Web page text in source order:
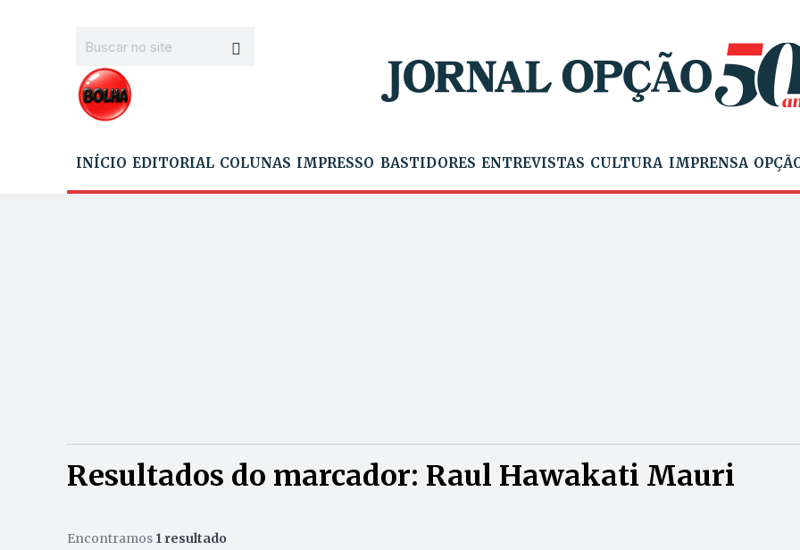
INÍCIO EDITORIAL COLUNAS IMPRESSO BASTIDORES ENTREVISTAS CULTURA IMPRENSA
Resultados do marcador: Raul Hawakati Mauri
Encontramos 1 resultado